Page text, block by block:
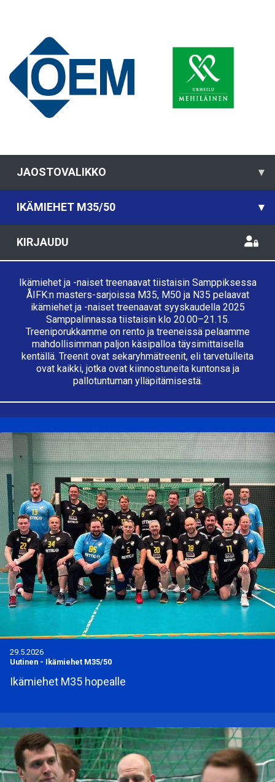
JAOSTOVALIKKO ▾
IKÄMIEHET M35/50 ▾
KIRJAUDU
Ikämiehet ja -naiset treenaavat tiistaisin Samppiksessa
ÅIFK:n masters-sarjoissa M35, M50 ja N35 pelaavat
ikämiehet ja -naiset treenaavat syyskaudella 2025
Samppalinnassa tiistaisin klo 20.00–21.15.
Treeniporukkamme on rento ja treeneissä pelaamme
mahdollisimman paljon käsipalloa täysimittaisella
kentällä. Treenit ovat sekaryhmätreenit, eli tarvetulleita
ovat kaikki, jotka ovat kiinnostuneita kuntonsa ja
pallotuntuman ylläpitämisestä.
29.5.2026
Uutinen - Ikämiehet M35/50
Ikämiehet M35 hopealle